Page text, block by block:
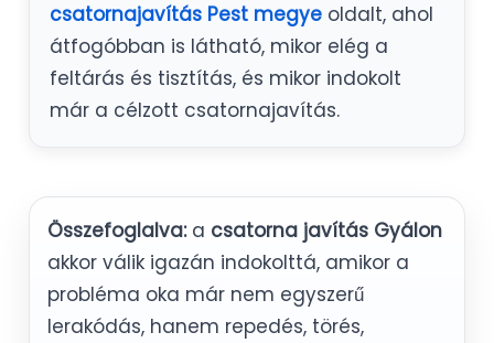
csatornajavítás Pest megyeoldalt, ahol
átfogóbban is látható, mikor elég a
feltárás és tisztítás, és mikor indokolt
már a célzott csatornajavítás.
Összefoglalva:a csatorna javítás Gyálon
akkor válik igazán indokolttá, amikor a
probléma oka már nem egyszerű
lerakódás, hanem repedés, törés,